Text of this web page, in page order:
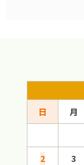
日 月
2
3